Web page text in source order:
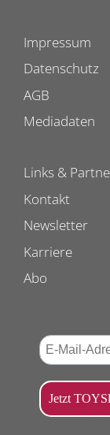
Impressum
Datenschutz
AGB
Mediadaten
Links &
Kontakt
Newsletter
Karriere
Abo